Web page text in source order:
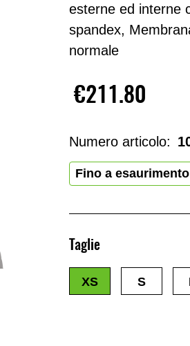
esterne ed interne
spandex,
normale
€211.80
Fino a
Taglie
XS S
Numero articolo: